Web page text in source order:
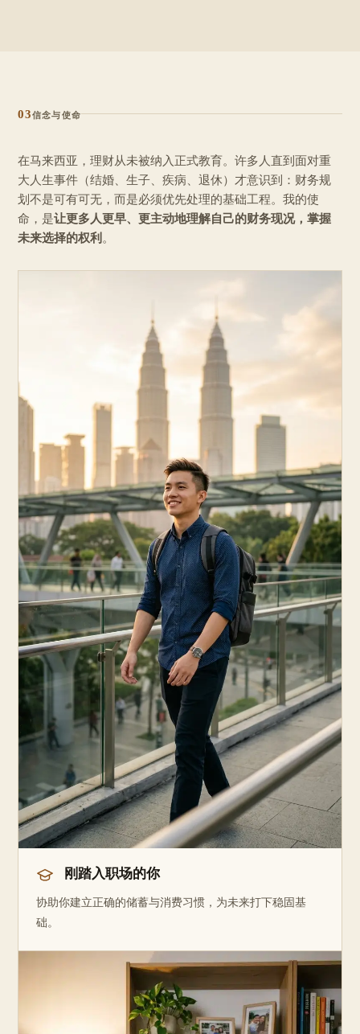
03信念与使命
在马来西亚，理财从未被纳入正式教育。许多人直到面对重
大人生事件（结婚、生子、疾病、退休）才意识到：财务规
划不是可有可无，而是必须优先处理的基础工程。我的使
命，是让更多人更早、更主动地理解自己的财务现况，掌握
未来选择的权利。
刚踏入职场的你
协助你建立正确的储蓄与消费习惯，为未来打下稳固基
础。